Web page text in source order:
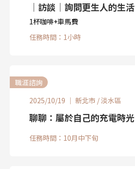
｜訪談｜詢問更生人的生活
1杯咖啡+車馬費
任務時間：1小時
職涯諮詢
2025/10/19 ｜ 新北市 / 淡水區
聊聊：屬於自己的充電時光
任務時間：10月中下旬